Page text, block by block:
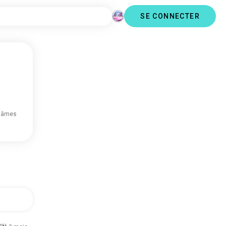
SE CONNECTER